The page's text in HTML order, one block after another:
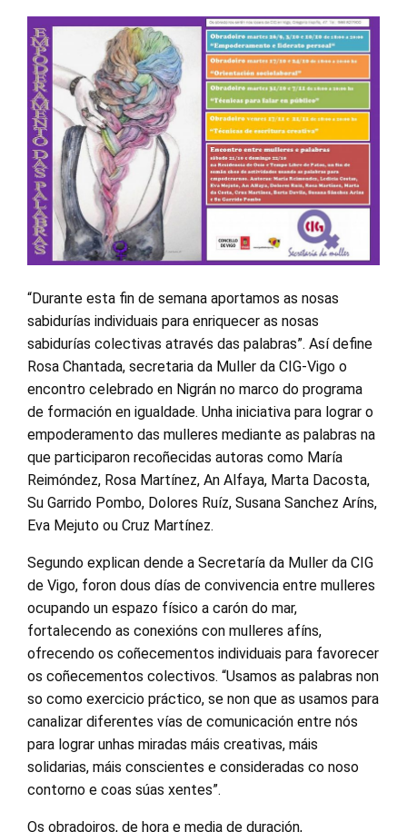
“Durante esta fin de semana aportamos as nosas
sabidurías individuais para enriquecer as nosas
sabidurías colectivas através das palabras”. Así define
Rosa Chantada, secretaria da Muller da CIG-Vigo o
encontro celebrado en Nigrán no marco do programa
de formación en igualdade. Unha iniciativa para lograr o
empoderamento das mulleres mediante as palabras na
que participaron recoñecidas autoras como María
Reimóndez, Rosa Martínez, An Alfaya, Marta Dacosta,
Su Garrido Pombo, Dolores Ruíz, Susana Sanchez Aríns,
Eva Mejuto ou Cruz Martínez.
Segundo explican dende a Secretaría da Muller da CIG
de Vigo, foron dous días de convivencia entre mulleres
ocupando un espazo físico a carón do mar,
fortalecendo as conexións con mulleres afíns,
ofrecendo os coñecementos individuais para favorecer
os coñecementos colectivos. “Usamos as palabras non
so como exercicio práctico, se non que as usamos para
canalizar diferentes vías de comunicación entre nós
para lograr unhas miradas máis creativas, máis
solidarias, máis conscientes e consideradas co noso
contorno e coas súas xentes”.
Os obradoiros, de hora e media de duración,